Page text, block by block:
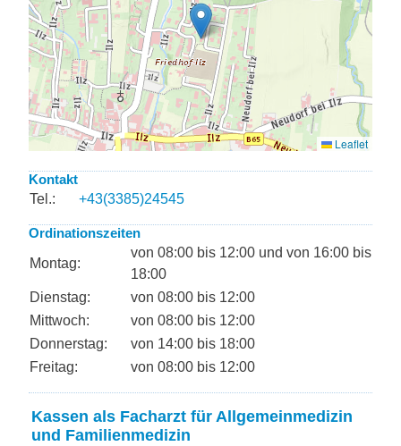
Kontakt
Tel.:
+43(3385)24545
Ordinationszeiten
Montag:
von 08:00 bis 12:00 und von 16:00 bis
18:00
Dienstag:
von 08:00 bis 12:00
Mittwoch:
von 08:00 bis 12:00
Donnerstag:
von 14:00 bis 18:00
Freitag:
von 08:00 bis 12:00
Kassen als Facharzt für Allgemeinmedizin
und Familienmedizin